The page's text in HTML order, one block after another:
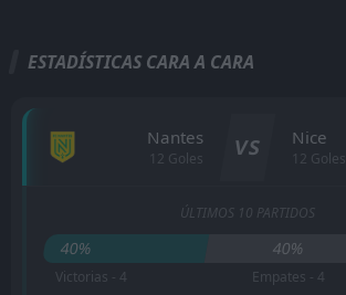
ESTADÍSTICAS CARA A CARA
Nantes
12 Goles VS Nice
12 Goles
ÚLTIMOS 10 PARTIDOS
40% 40%
Victorias - 4 Empates - 4